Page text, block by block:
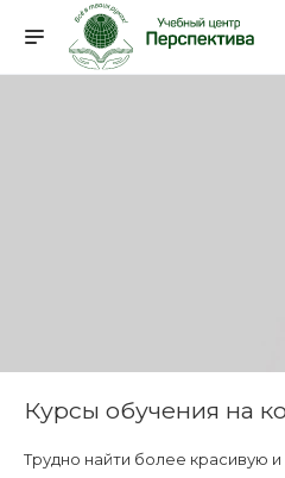
Курсы обучения на
Трудно найти более красивую